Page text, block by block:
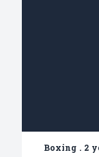
Boxing . 2